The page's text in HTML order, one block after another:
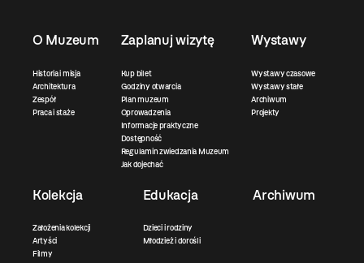
O Muzeum
Historia i misja
Architektura
Zespół
Praca i staże
Zaplanuj wizytę
Kup bilet
Godziny otwarcia
Plan muzeum
Oprowadzenia
Informacje praktyczne
Dostępność
Regulamin zwiedzania Muzeum
Jak dojechać
Wystawy
Wystawy czasowe
Wystawy stałe
Archiwum
Projekty
Kolekcja
Założenia kolekcji
Artyści
Filmy
Edukacja
Dzieci i rodziny
Młodzież i dorośli
Archiwum